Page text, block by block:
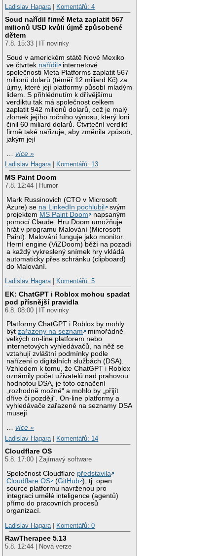
Ladislav Hagara
Komentářů: 4
Soud nařídil firmě Meta zaplatit 567
milionů USD kvůli újmě způsobené
dětem
7.8. 15:33 | IT novinky
Soud v americkém státě Nové Mexiko
ve čtvrtek nařídil
internetové
společnosti Meta Platforms zaplatit 567
milionů dolarů (téměř 12 miliard Kč) za
újmy, které její platformy působí mladým
lidem. S přihlédnutím k dřívějšímu
verdiktu tak má společnost celkem
zaplatit 942 milionů dolarů, což je malý
zlomek jejího ročního výnosu, který loni
činil 60 miliard dolarů. Čtvrteční verdikt
firmě také nařizuje, aby změnila způsob,
jakým její
…více »
Ladislav Hagara| Komentářů: 13
MS Paint Doom
7.8. 12:44 | Humor
Mark Russinovich (CTO v Microsoft
Azure) se na LinkedIn pochlubil
svým
projektem MS Paint Doom
napsaným
pomocí Claude. Hru Doom umožňuje
hrát v programu Malování (Microsoft
Paint). Malování funguje jako monitor.
Herní engine (ViZDoom) běží na pozadí
a každý vykreslený snímek hry vkládá
automaticky přes schránku (clipboard)
do Malování.
Ladislav Hagara| Komentářů: 5
EK: ChatGPT i Roblox mohou spadat
pod přísnější pravidla
6.8. 08:00 | IT novinky
Platformy ChatGPT i Roblox by mohly
býtzařazeny na seznam
mimořádně
velkých on-line platforem nebo
internetových vyhledávačů, na něž se
vztahují zvláštní podmínky podle
nařízení o digitálních službách (DSA).
Vzhledem k tomu, že ChatGPT i Roblox
oznámily počet uživatelů nad prahovou
hodnotou DSA, je toto označení
„rozhodně možné“ a mohlo by „přijít
dříve či později“. On-line platformy a
vyhledávače zařazené na seznamy DSA
musejí
…více »
Ladislav Hagara | Komentářů: 14
Cloudflare OS
5.8. 17:00 | Zajímavý software
Společnost Cloudflare představila
Cloudflare OS
(GitHub ), tj. open
source platformu navrženou pro
integraci umělé inteligence (agentů)
přímo do pracovních procesů
organizací.
Ladislav Hagara | Komentářů: 0
RawTherapee 5.13
5.8. 12:44 | Nová verze